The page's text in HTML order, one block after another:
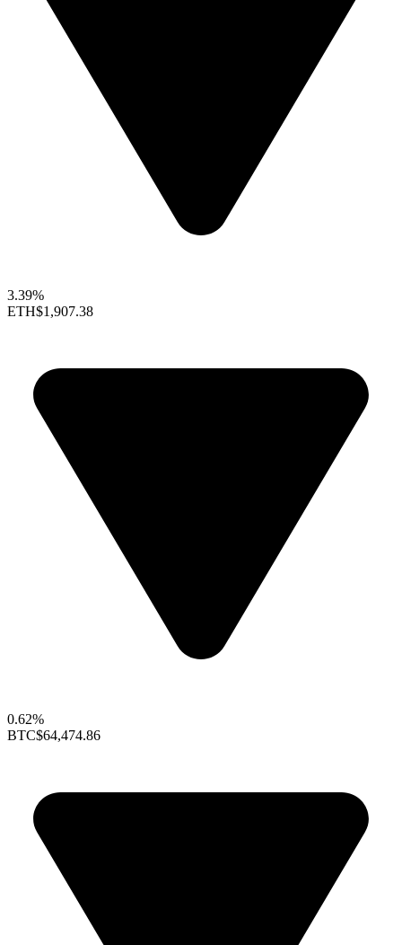
3.39%
ETH$1,907.38
0.62%
BTC$64,474.86